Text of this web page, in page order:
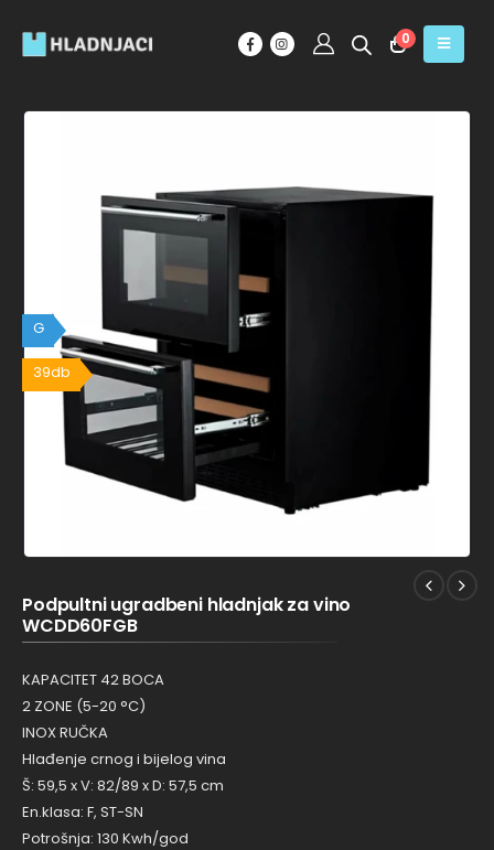
0
39db
G
Podpultni ugradbeni hladnjak za vino
WCDD60FGB
KAPACITET 42 BOCA
2 ZONE (5-20 °C)
INOX RUČKA
Hlađenje crnog i bijelog vina
Š: 59,5 x V: 82/89 x D: 57,5 cm
En.klasa: F, ST-SN
Potrošnja: 130 Kwh/god